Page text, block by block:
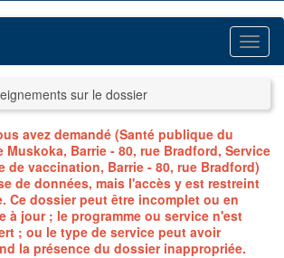
le
menu
sur le dossier
avez demandé (Santé publique du
Barrie - 80, rue Bradford, Service
de vaccination, Barrie - 80, rue Bradford)
de données, mais l'accès y est restreint
Ce dossier peut être incomplet ou en
à jour ; le programme ou service n'est
; ou le type de service peut avoir
la présence du dossier inappropriée.